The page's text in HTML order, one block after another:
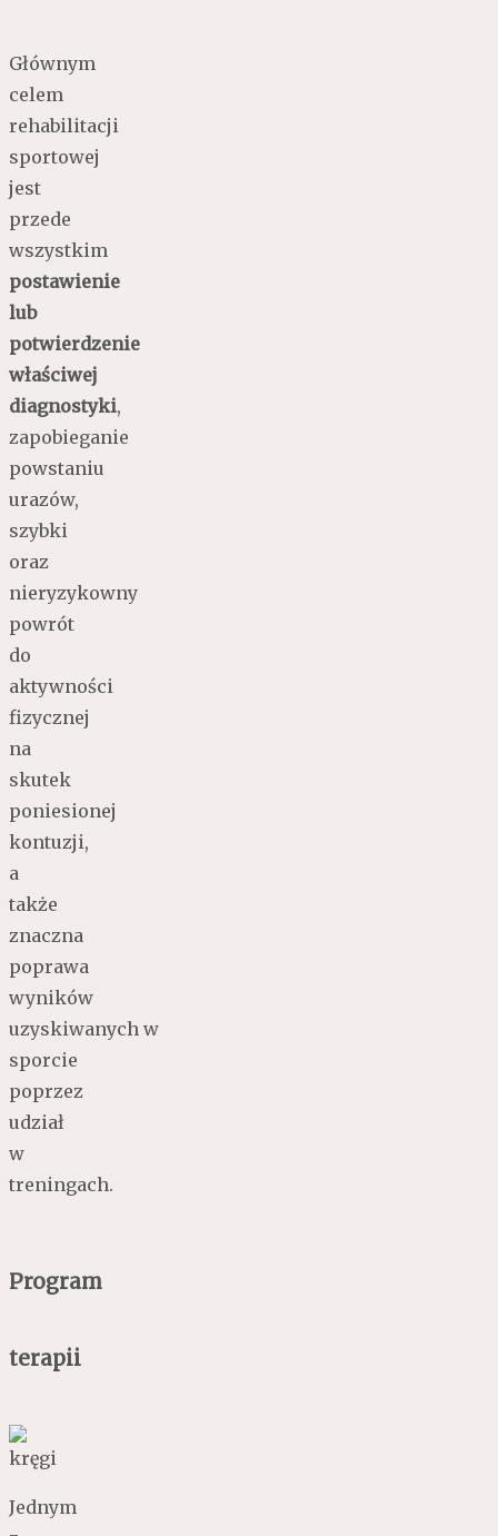
Głównym
celem
rehabilitacji
sportowej
jest
przede
wszystkim
postawienie
lub
potwierdzenie
właściwej
diagnostyki,
zapobieganie
powstaniu
urazów,
szybki
oraz
nieryzykowny
powrót
do
aktywności
fizycznej
na
skutek
poniesionej
kontuzji,
a
także
znaczna
poprawa
wyników
uzyskiwanych w
sporcie
poprzez
udział
w
treningach.
Program
terapii
Jednym